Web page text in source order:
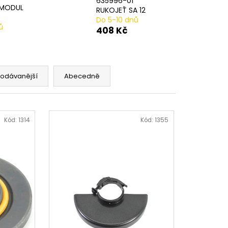
RUKOJEŤ SA 12
Do 5-10 dnů
408 Kč
Abecedně
Kód: 1314 Kód: 1355
SVORKA SA